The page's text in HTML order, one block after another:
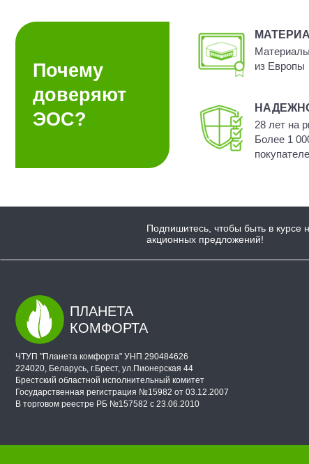
Почему
доверяют
ЭОС?
из Европы
28 лет на
Более 1
Подпишитесь, чтобы быть в курсе
акционных предложений!
ПЛАНЕТА
КОМФОРТА
ЧТУП "Планета комфорта" УНП 290484626
224020, Беларусь, г.Брест, ул.Пионерская 44
Брестский областной исполнительный комитет
Государственная регистрация №15982 от 03.12.2007
В торговом реестре РБ №157582 с 23.06.2010